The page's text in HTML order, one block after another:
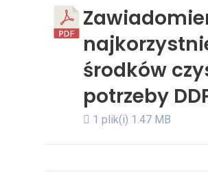
środków
potrzeby
1 plik(i) 1.47 MB